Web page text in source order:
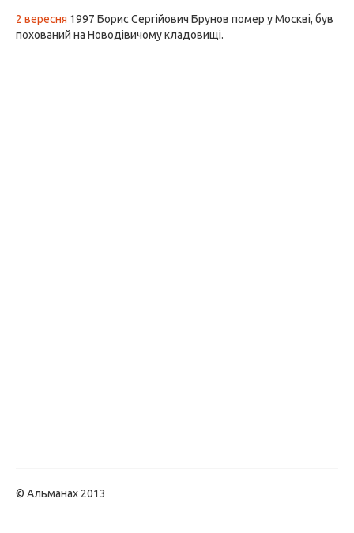
2 вересня 1997 Борис Сергійович Брунов помер у Москві, був
похований на Новодівичому кладовищі.
© Альманах 2013